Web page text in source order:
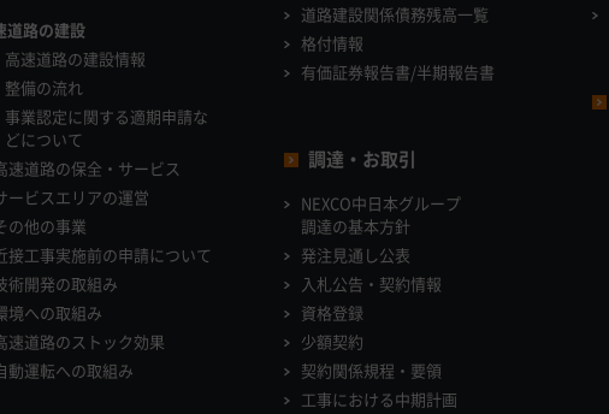
道路の建設
高速道路の建設情報
整備の流れ
事業認定に関する適期申請な
どについて
速道路の保全・サービス
ービスエリアの運営
の他の事業
接工事実施前の申請について
術開発の取組み
境への取組み
速道路のストック効果
動運転への取組み
道路建設関係債務残高一覧
格付情報
有価証券報告書/半期報告書
調達・お取引
NEXCO中日本グループ
調達の基本方針
発注見通し公表
入札公告・契約情報
資格登録
少額契約
契約関係規程・要領
工事における中期計画